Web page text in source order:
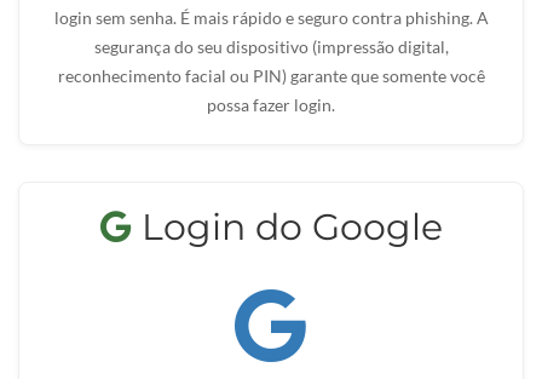
login sem senha. É mais rápido e seguro contra phishing. A
segurança do seu dispositivo (impressão digital,
reconhecimento facial ou PIN) garante que somente você
possa fazer login.
Login do Google